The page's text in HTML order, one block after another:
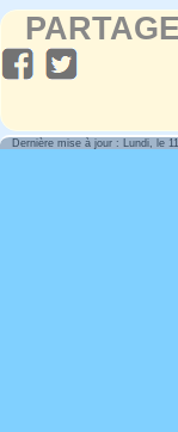
Dernière mise à jour : Lundi, le